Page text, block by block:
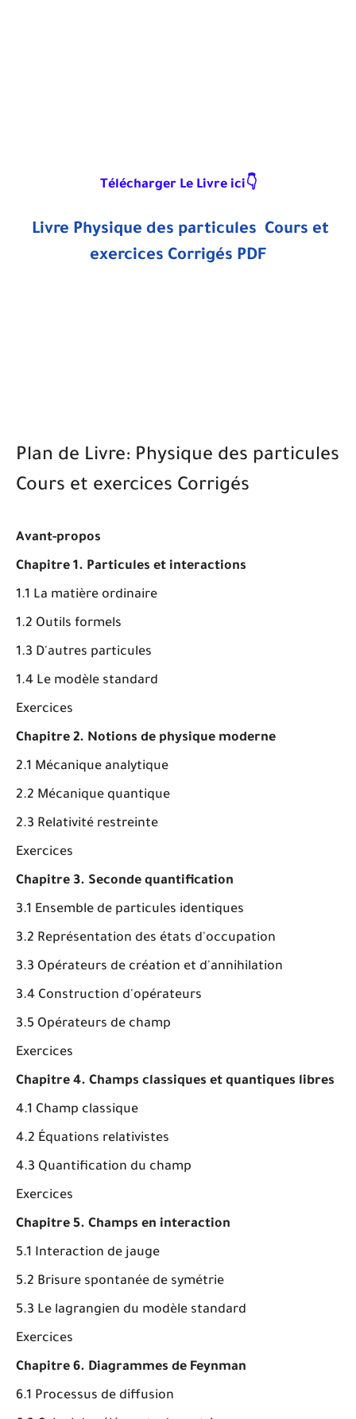
Télécharger Le Livre ici👇
Livre Physique des particules Cours et
exercices Corrigés PDF
Plan de Livre: Physique des particules
Cours et exercices Corrigés
Avant-propos
Chapitre 1. Particules et interactions
1.1 La matière ordinaire
1.2 Outils formels
1.3 D'autres particules
1.4 Le modèle standard
Exercices
Chapitre 2. Notions de physique moderne
2.1 Mécanique analytique
2.2 Mécanique quantique
2.3 Relativité restreinte
Exercices
Chapitre 3. Seconde quantification
3.1 Ensemble de particules identiques
3.2 Représentation des états d'occupation
3.3 Opérateurs de création et d'annihilation
3.4 Construction d'opérateurs
3.5 Opérateurs de champ
Exercices
Chapitre 4. Champs classiques et quantiques libres
4.1 Champ classique
4.2 Équations relativistes
4.3 Quantification du champ
Exercices
Chapitre 5. Champs en interaction
5.1 Interaction de jauge
5.2 Brisure spontanée de symétrie
5.3 Le lagrangien du modèle standard
Exercices
Chapitre 6. Diagrammes de Feynman
6.1 Processus de diffusion